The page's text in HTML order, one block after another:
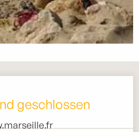
geschlossen